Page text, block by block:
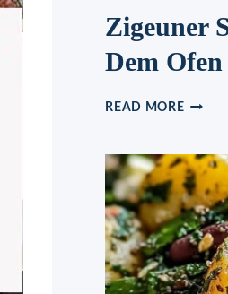
Zigeuner
Dem Ofen
READ MORE
DEM
OFEN